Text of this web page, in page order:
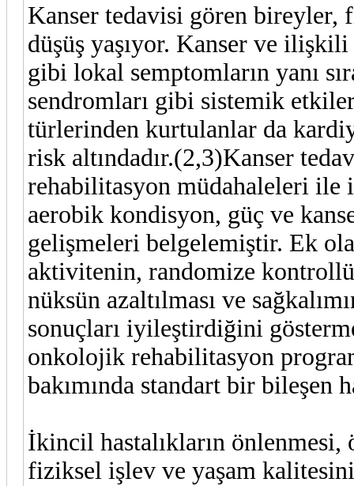
Kanser tedavisi gören
düşüş yaşıyor. Kanser ve
gibi lokal semptomların yanı
sendromları gibi sistemik
türlerinden kurtulanlar da
risk altındadır.(2,3)Kanser
rehabilitasyon müdahaleleri
aerobik kondisyon, güç ve
gelişmeleri belgelemiştir. Ek
aktivitenin, randomize kontrollü
nüksün azaltılması ve
sonuçları iyileştirdiğini
onkolojik rehabilitasyon
bakımında standart bir bileşen
İkincil hastalıkların önlenmesi,
fiziksel işlev ve yaşam